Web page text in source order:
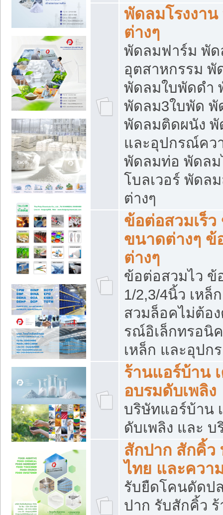
พัดลมโรงงา
ต่างๆ
พัดลมฟาร์ม พัด
อุตสาหกรรม
พัดลมใบพัดดำ
พัดลม3ใบพัด พั
พัดลมติดผนัง
และอุปกรณ์คว
พัดลมท่อ พัดลม
โบลเวอร์ พัดล
ต่างๆ
ข้อต่อสวมเร็
ขนาดต่างๆ ข้
ต่างๆ
ข้อต่อสวมไว ข้
1/2,3/4นิ้ว เหล็
สวมล็อคไม่ต้อ
รณ์อิเล็กทรอนิ
เหล็ก และอุปก
ร้านแอร์บ้าน
อบรมดับเพลิง
บริษัทแอร์บ้าน
ดับเพลิง และ
สักปาก สักคิ้
ไทย และควา
รับยืดโคนดัดป
ปาก รับสักคิ้ว